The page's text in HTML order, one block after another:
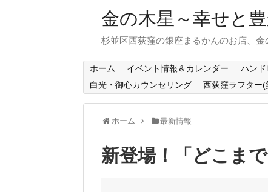
金の木星～幸せと
杉並区西荻窪の銀座まるかんのお店、
ホーム イベント情報＆カレンダー ハンド
白光・御心カウンセリング
西荻窪ラフター
ホーム 最新情報
新登場！「どこまで